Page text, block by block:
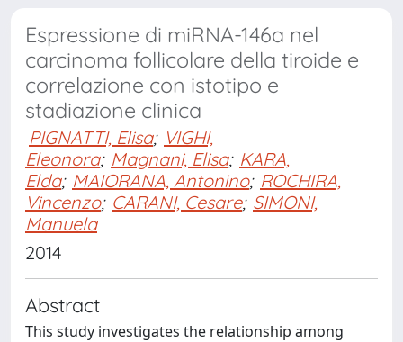
Espressione di miRNA-146a nel
carcinoma follicolare della tiroide e
correlazione con istotipo e
stadiazione clinica
PIGNATTI, Elisa; VIGHI,
Eleonora; Magnani, Elisa; KARA,
Elda; MAIORANA, Antonino; ROCHIRA,
Vincenzo; CARANI, Cesare; SIMONI,
Manuela
2014
Abstract
This study investigates the relationship among